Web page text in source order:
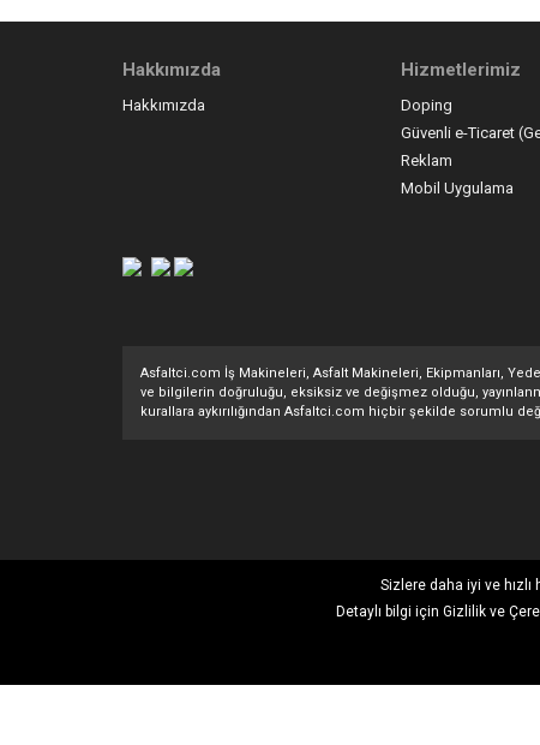
Hakkımızda
Hakkımızda
Hizmetlerimiz
Doping
Güvenli e-Ticaret
Reklam
Mobil Uygulama
Asfaltci.com İş Makineleri, Asfalt Makineleri, Ekipmanları,
ve bilgilerin doğruluğu, eksiksiz ve değişmez olduğu,
kurallara aykırılığından Asfaltci.com hiçbir şekilde sorumlu
Sizlere daha iyi ve
Detaylı bilgi için Gizlilik ve